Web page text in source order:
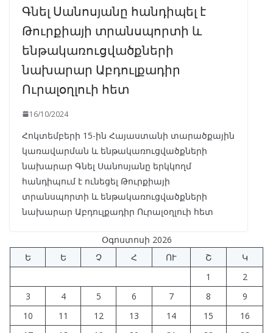
Գնել Սանոսյանը հանդիպել է
Թուրքիայի տրանսպորտի և
ենթակառուցվածքների
նախարար Աբդուլքադիր
Ուրալօղլուի հետ
16/10/2024
Հոկտեմբերի 15-ին Հայաստանի տարածքային
կառավարման և ենթակառուցվածքների
նախարար Գնել Սանոսյանը երկկողմ
հանդիպում է ունեցել Թուրքիայի
տրանսպորտի և ենթակառուցվածքների
նախարար Աբդուլքադիր Ուրալօղլուի հետ
Օգոստոսի 2026
Ե
Ե Չ Հ ՈՒ Շ
Կ
1
2
3
4 5 6 7 8
9
10
11 12 13 14 15
16